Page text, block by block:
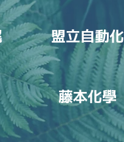
盟立自動化
藤本化學